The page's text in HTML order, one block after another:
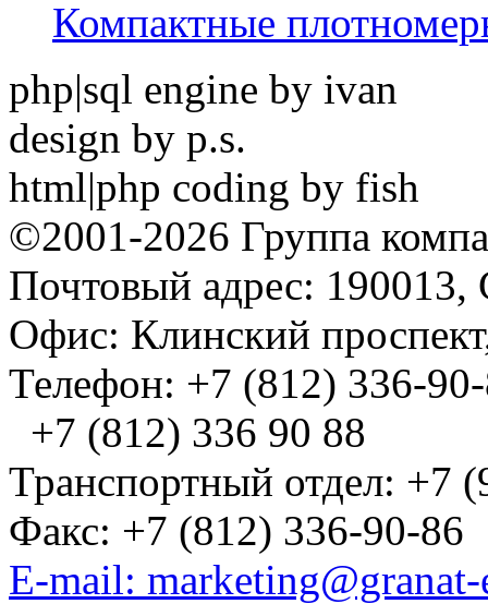
Компактные
php|sql engine by ivan
design by p.s.
html|php coding by fish
©2001-2026 Группа
Почтовый адрес: 190013,
Офис: Клинский
Телефон: +7 (812) 336-
+7 (812) 336 90 88
Транспортный отдел: +7
Факс: +7 (812) 336-90-86
E-mail: